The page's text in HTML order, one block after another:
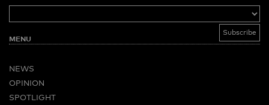
MENU
NEWS
OPINION
SPOTLIGHT